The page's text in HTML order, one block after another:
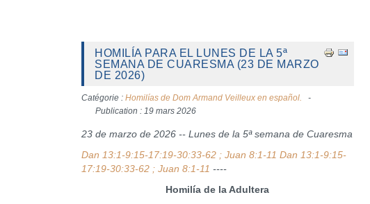
HOMILÍA PARA EL LUNES DE LA 5ª
SEMANA DE CUARESMA (23 DE MARZO
DE 2026)
Catégorie : Homilías de Dom Armand Veilleux en español.
Publication : 19 mars 2026
23 de marzo de 2026 -- Lunes de la 5ª semana de Cuaresma
Dan 13:1-9:15-17:19-30:33-62 ; Juan 8:1-11 Dan 13:1-9:15-
17:19-30:33-62 ; Juan 8:1-11 ----
Homilía de la Adultera